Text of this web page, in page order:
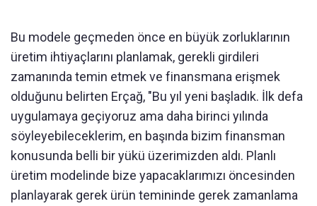
Bu modele geçmeden önce en büyük zorluklarının
üretim ihtiyaçlarını planlamak, gerekli girdileri
zamanında temin etmek ve finansmana erişmek
olduğunu belirten Erçağ, "Bu yıl yeni başladık. İlk defa
uygulamaya geçiyoruz ama daha birinci yılında
söyleyebileceklerim, en başında bizim finansman
konusunda belli bir yükü üzerimizden aldı. Planlı
üretim modelinde bize yapacaklarımızı öncesinden
planlayarak gerek ürün temininde gerek zamanlama